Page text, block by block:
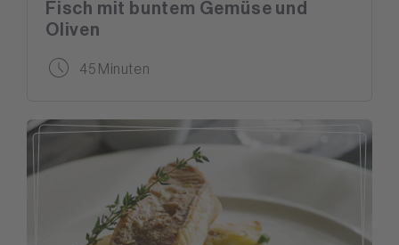
Fisch mit buntem Gemüse und
Oliven
45 Minuten